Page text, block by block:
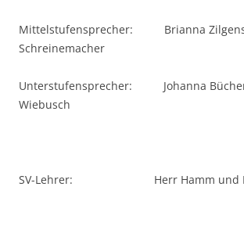
Mittelstufensprecher: Brianna Zilgens
Schreinemacher
Unterstufensprecher: Johanna Bücher
Wiebusch
SV-Lehrer: Herr Hamm und